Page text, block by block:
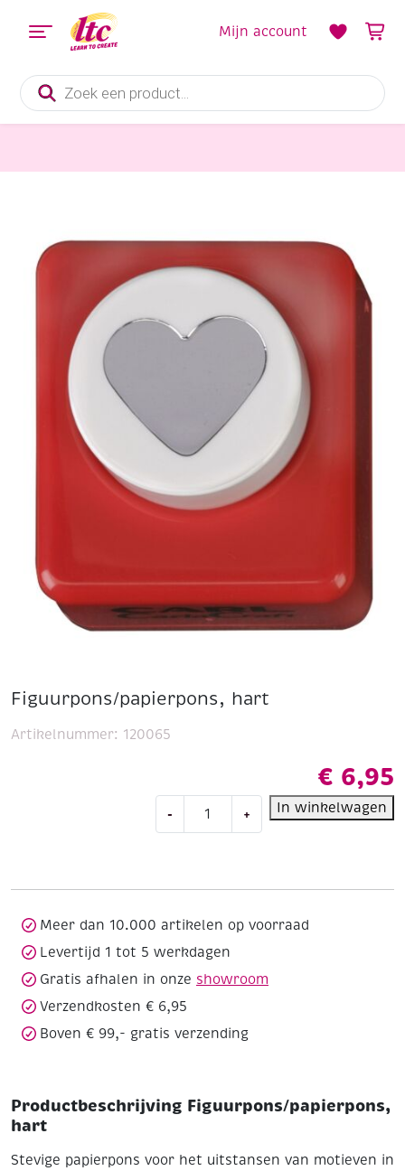
Producten
zoeken
Mijn account
Figuurpons/papierpons, hart
€ 6,95
-
Figuurpons/papierpons,
+ In winkelwagen
Artikelnummer: 120065
Meer dan 10.000 artikelen op voorraad
Levertijd 1 tot 5 werkdagen
Gratis afhalen in onze showroom
Verzendkosten € 6,95
Boven € 99,- gratis verzending
Productbeschrijving Figuurpons/papierpons,
hart
Stevige papierpons voor het uitstansen van motieven in